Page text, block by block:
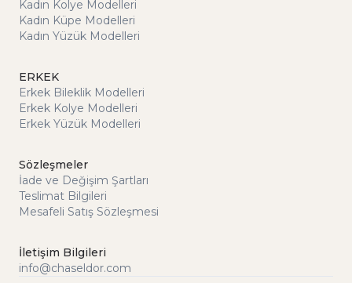
Kadın Kolye Modelleri
Kadın Küpe Modelleri
Kadın Yüzük Modelleri
ERKEK
Erkek Bileklik Modelleri
Erkek Kolye Modelleri
Erkek Yüzük Modelleri
Sözleşmeler
İade ve Değişim Şartları
Teslimat Bilgileri
Mesafeli Satış Sözleşmesi
İletişim Bilgileri
info@chaseldor.com